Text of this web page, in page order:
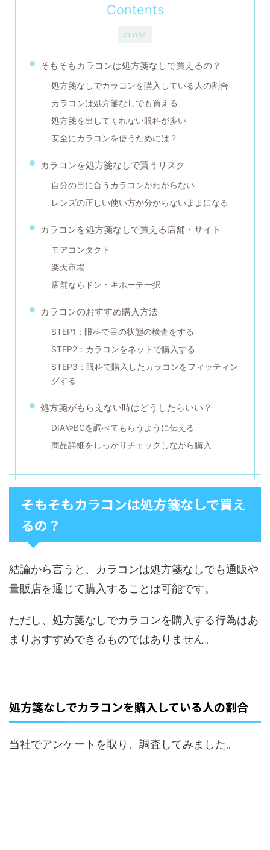
CLOSE
Contents
そもそもカラコンは処方箋なしで買えるの？
処方箋なしでカラコンを購入している人の割合
カラコンは処方箋なしでも買える
処方箋を出してくれない眼科が多い
安全にカラコンを使うためには？
カラコンを処方箋なしで買うリスク
自分の目に合うカラコンがわからない
レンズの正しい使い方が分からないままになる
カラコンを処方箋なしで買える店舗・サイト
モアコンタクト
楽天市場
店舗ならドン・キホーテ一択
カラコンのおすすめ購入方法
STEP1：眼科で目の状態の検査をする
STEP2：カラコンをネットで購入する
STEP3：眼科で購入したカラコンをフィッティン
グする
処方箋がもらえない時はどうしたらいい？
DIAやBCを調べてもらうように伝える
商品詳細をしっかりチェックしながら購入
そもそもカラコンは処方箋なしで買え
るの？
結論から言うと、カラコンは処方箋なしでも通販や
量販店を通じて購入することは可能です。
ただし、処方箋なしでカラコンを購入する行為はあ
まりおすすめできるものではありません。
処方箋なしでカラコンを購入している人の割合
当社でアンケートを取り、調査してみました。